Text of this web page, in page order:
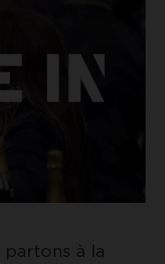
partons à la
nous
gérer
Analytics.